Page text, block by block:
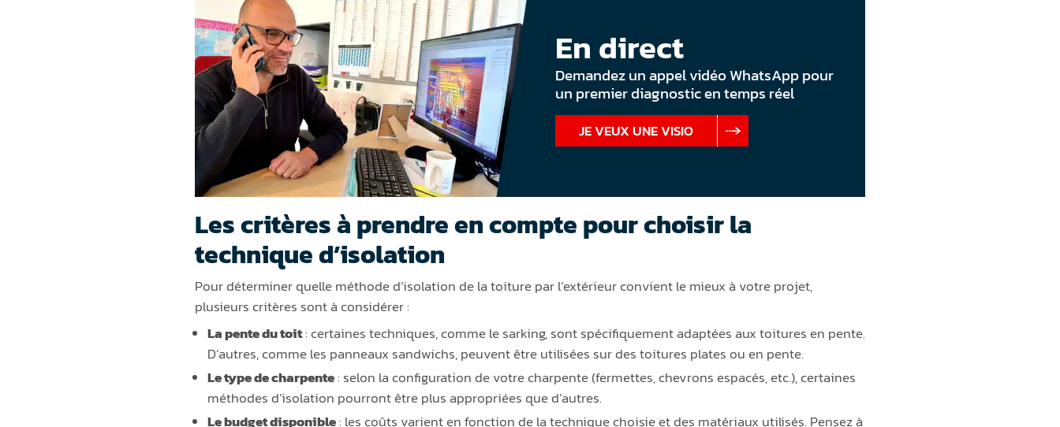
En direct
Demandez un appel vidéo WhatsApp pour
un premier diagnostic en temps réel
JE VEUX UNE VISIO
Les critères à prendre en compte pour choisir la
technique d’isolation
Pour déterminer quelle méthode d’isolation de la toiture par l’extérieur convient le mieux à votre projet,
plusieurs critères sont à considérer :
La pente du toit: certaines techniques, comme le sarking, sont spécifiquement adaptées aux toitures en pente.
D’autres, comme les panneaux sandwichs, peuvent être utilisées sur des toitures plates ou en pente.
Le type de charpente: selon la configuration de votre charpente (fermettes, chevrons espacés, etc.), certaines
méthodes d’isolation pourront être plus appropriées que d’autres.
Le budget disponible: les coûts varient en fonction de la technique choisie et des matériaux utilisés. Pensez à